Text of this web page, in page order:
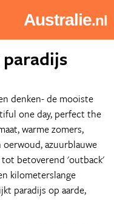
Australie.nl
denken- de mooiste
one day, perfect the
warme zomers,
azuurblauwe
betoverend 'outback'
kilometerslange
paradijs op aarde,